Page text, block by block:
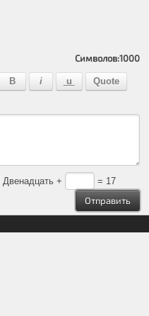
Символов:1000
Двенадцать + = 17